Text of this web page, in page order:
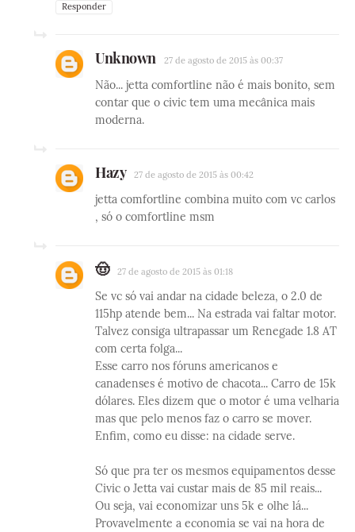
Responder
Unknown 27 de agosto de 2015 às 00:37
Não... jetta comfortline não é mais bonito, sem
contar que o civic tem uma mecânica mais
moderna.
Hazy 27 de agosto de 2015 às 00:42
jetta comfortline combina muito com vc carlos
, só o comfortline msm
🤠 27 de agosto de 2015 às 01:18
Se vc só vai andar na cidade beleza, o 2.0 de
115hp atende bem... Na estrada vai faltar motor.
Talvez consiga ultrapassar um Renegade 1.8 AT
com certa folga...
Esse carro nos fóruns americanos e
canadenses é motivo de chacota... Carro de 15k
dólares. Eles dizem que o motor é uma velharia
mas que pelo menos faz o carro se mover.
Enfim, como eu disse: na cidade serve.
Só que pra ter os mesmos equipamentos desse
Civic o Jetta vai custar mais de 85 mil reais...
Ou seja, vai economizar uns 5k e olhe lá...
Provavelmente a economia se vai na hora de